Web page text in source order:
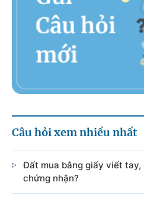
Câu hỏi xem nhiều nhất
Đất mua bằng giấy viết tay,
chứng nhận?